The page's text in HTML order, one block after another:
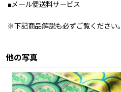
■メール便送料サービス
※下記商品解説も必ずご覧ください。
他の写真